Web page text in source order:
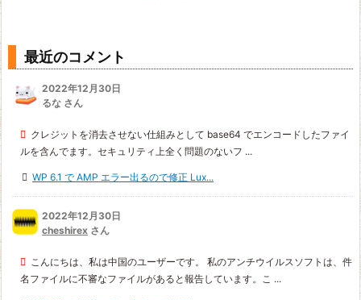
最近のコメント
2022年12月30日
るな さん
クレジットを消去させない仕組みとして base64 でエンコードしたファイ
ルを含んでます。セキュリティ上全く問題のないフ ...
WP 6.1 で AMP エラー出るので修正 Lux...
2022年12月30日
cheshirex さん
こんにちは、私は中国のユーザーです。 私のアンチウイルスソフトは、件
名ファイルに不審なファイルがあると報告しています。こ ...